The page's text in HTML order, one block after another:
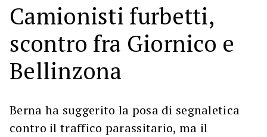
Camionisti furbetti,
scontro fra Giornico e
Bellinzona
Berna ha suggerito la posa di segnaletica
contro il traffico parassitario, ma il